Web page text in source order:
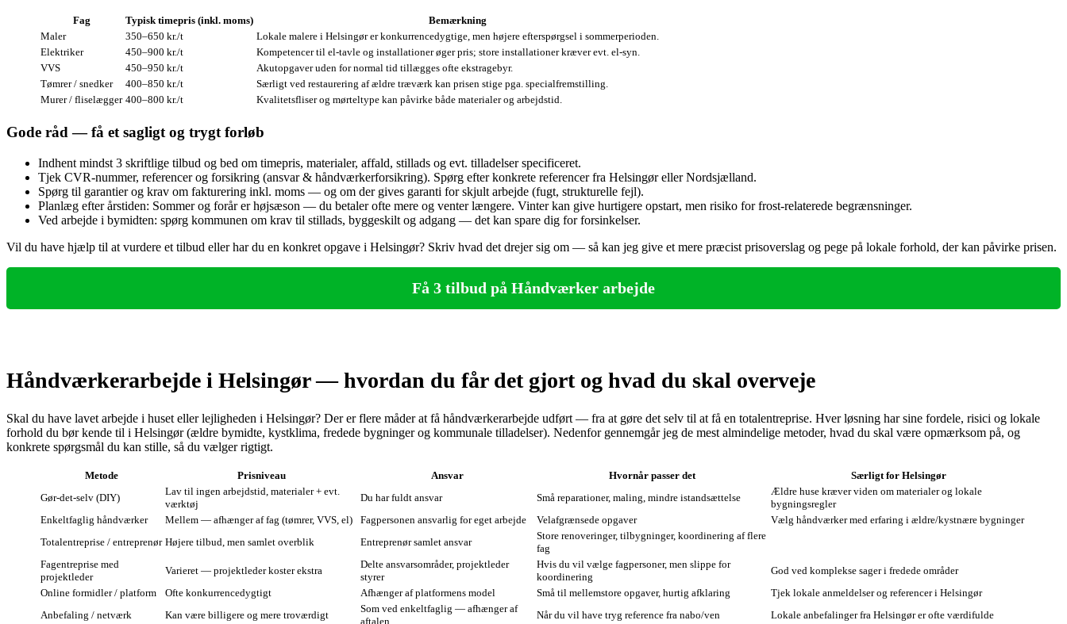
Fag Typisk timepris (inkl. moms)
Bemærkning
Maler
350–650 kr./t
Lokale malere i Helsingør er konkurrencedygtige, men højere efterspørgsel i sommerperioden.
Elektriker
450–900 kr./t
Kompetencer til el-tavle og installationer øger pris; store installationer kræver evt. el‑syn.
VVS
450–950 kr./t
Akutopgaver uden for normal tid tillægges ofte ekstragebyr.
Tømrer / snedker
400–850 kr./t
Særligt ved restaurering af ældre træværk kan prisen stige pga. specialfremstilling.
Murer / fliselægger 400–800 kr./t Kvalitetsfliser og mørteltype kan påvirke både materialer og arbejdstid.
Gode råd — få et sagligt og trygt forløb
Indhent mindst 3 skriftlige tilbud og bed om timepris, materialer, affald, stillads og evt. tilladelser specificeret.
Tjek CVR‑nummer, referencer og forsikring (ansvar & håndværkerforsikring). Spørg efter konkrete referencer fra Helsingør eller Nordsjælland.
Spørg til garantier og krav om fakturering inkl. moms — og om der gives garanti for skjult arbejde (fugt, strukturelle fejl).
Planlæg efter årstiden: Sommer og forår er højsæson — du betaler ofte mere og venter længere. Vinter kan give hurtigere opstart, men risiko for frost‑relaterede begrænsninger.
Ved arbejde i bymidten: spørg kommunen om krav til stillads, byggeskilt og adgang — det kan spare dig for forsinkelser.
Vil du have hjælp til at vurdere et tilbud eller har du en konkret opgave i Helsingør? Skriv hvad det drejer sig om — så kan jeg give et mere præcist prisoverslag og pege på lokale forhold, der kan påvirke prisen.
Få 3 tilbud på Håndværker arbejde
Håndværkerarbejde i Helsingør — hvordan du får det gjort og hvad du skal overveje
Skal du have lavet arbejde i huset eller lejligheden i Helsingør? Der er flere måder at få håndværkerarbejde udført — fra at gøre det selv til at få en totalentreprise. Hver løsning har sine fordele, risici og lokale
forhold du bør kende til i Helsingør (ældre bymidte, kystklima, fredede bygninger og kommunale tilladelser). Nedenfor gennemgår jeg de mest almindelige metoder, hvad du skal være opmærksom på, og
konkrete spørgsmål du kan stille, så du vælger rigtigt.
Metode Prisniveau Ansvar Hvornår passer det
Særligt for Helsingør
Gør‑det‑selv (DIY)
Lav til ingen arbejdstid, materialer + evt.
værktøj
Du har fuldt ansvar Små reparationer, maling, mindre istandsættelse
Ældre huse kræver viden om materialer og lokale
bygningsregler
Enkeltfaglig håndværker
Mellem — afhænger af fag (tømrer, VVS, el) Fagpersonen ansvarlig for eget arbejde Velafgrænsede opgaver
Vælg håndværker med erfaring i ældre/kystnære bygninger
Totalentreprise / entreprenør Højere tilbud, men samlet overblik Entreprenør samlet ansvar
Store renoveringer, tilbygninger, koordinering af flere
fag
Fagentreprise med
projektleder
Varieret — projektleder koster ekstra
Delte ansvarsområder, projektleder
styrer
Hvis du vil vælge fagpersoner, men slippe for
koordinering
God ved komplekse sager i fredede områder
Online formidler / platform
Ofte konkurrencedygtigt Afhænger af platformens model Små til mellemstore opgaver, hurtig afklaring
Tjek lokale anmeldelser og referencer i Helsingør
Anbefaling / netværk
Kan være billigere og mere troværdigt
Som ved enkeltfaglig — afhænger af
aftalen
Når du vil have tryg reference fra nabo/ven Lokale anbefalinger fra Helsingør er ofte værdifulde